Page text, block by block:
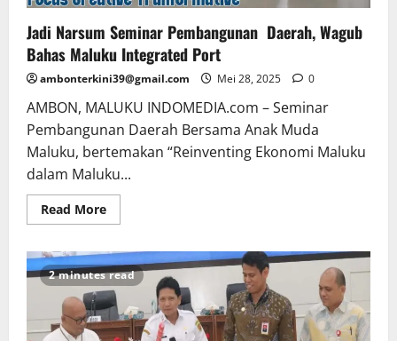
Jadi Narsum Seminar Pembangunan Daerah, Wagub
Bahas Maluku Integrated Port
ambonterkini39@gmail.com Mei 28, 2025 0
AMBON, MALUKU INDOMEDIA.com – Seminar
Pembangunan Daerah Bersama Anak Muda
Maluku, bertemakan “Reinventing Ekonomi Maluku
dalam Maluku...
Read More
2 minutes read